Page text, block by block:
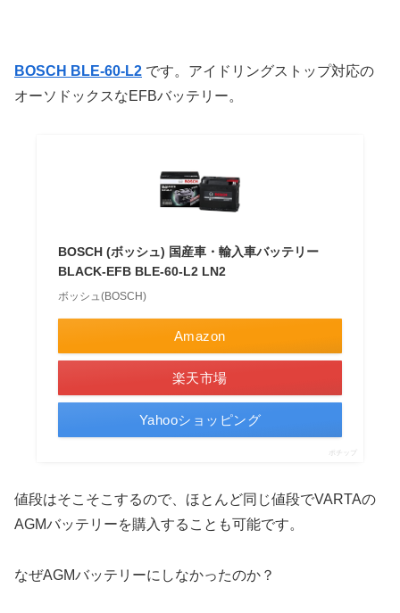
BOSCH BLE-60-L2 です。アイドリングストップ対応の
オーソドックスなEFBバッテリー。
BOSCH (ボッシュ) 国産車・輸入車バッテリー
BLACK-EFB BLE-60-L2 LN2
ボッシュ(BOSCH)
Amazon
楽天市場
Yahooショッピング
ポチップ
値段はそこそこするので、ほとんど同じ値段でVARTAの
AGMバッテリーを購入することも可能です。
なぜAGMバッテリーにしなかったのか？